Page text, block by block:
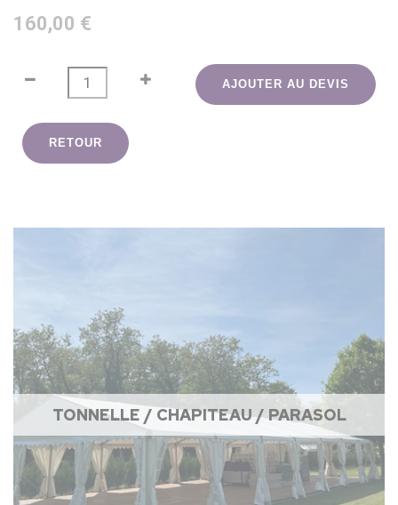
160,00 €
AJOUTER AU DEVIS
RETOUR
TONNELLE / CHAPITEAU / PARASOL